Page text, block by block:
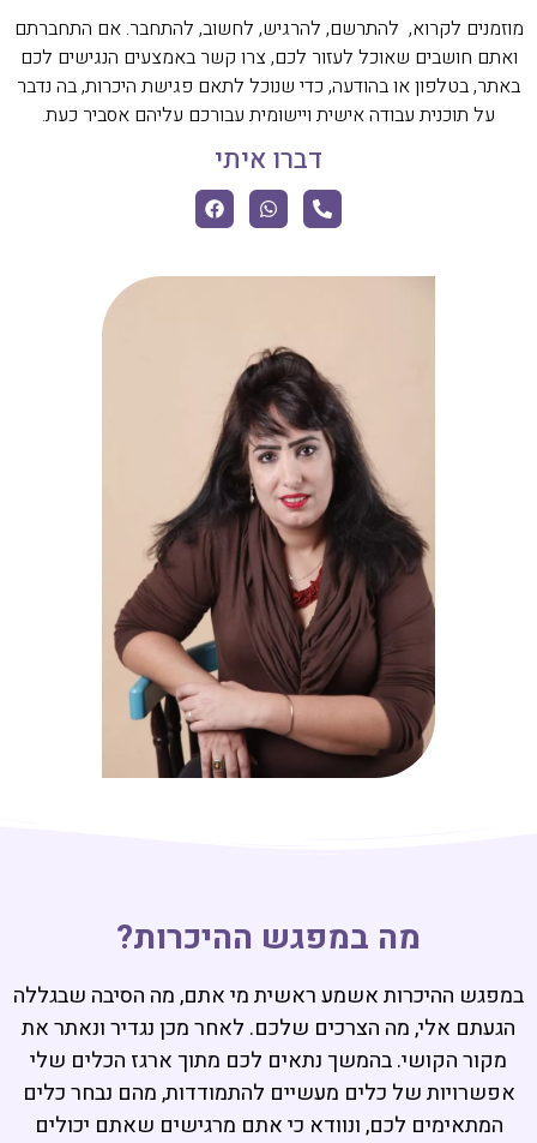
מוזמנים לקרוא, להתרשם, להרגיש, לחשוב, להתחבר. אם התחברתם
ואתם חושבים שאוכל לעזור לכם, צרו קשר באמצעים הנגישים לכם
באתר, בטלפון או בהודעה, כדי שנוכל לתאם פגישת היכרות, בה נדבר
על תוכנית עבודה אישית ויישומית עבורכם עליהם אסביר כעת.
דברו איתי
מה במפגש ההיכרות?
במפגש ההיכרות אשמע ראשית מי אתם, מה הסיבה שבגללה
הגעתם אלי, מה הצרכים שלכם. לאחר מכן נגדיר ונאתר את
מקור הקושי. בהמשך נתאים לכם מתוך ארגז הכלים שלי
אפשרויות של כלים מעשיים להתמודדות, מהם נבחר כלים
המתאימים לכם, ונוודא כי אתם מרגישים שאתם יכולים